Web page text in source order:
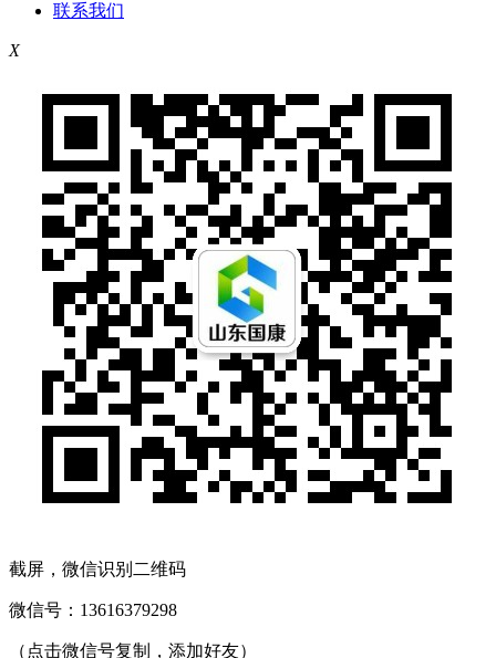
联系我们
X
截屏，微信识别二维码
微信号： 13616379298
（点击微信号复制，添加好友）